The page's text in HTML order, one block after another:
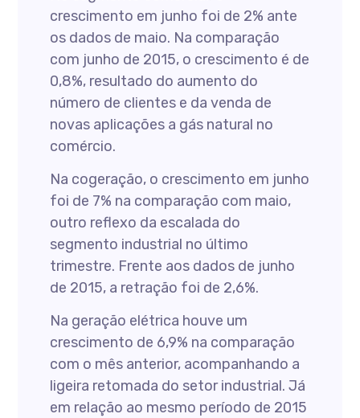
crescimento em junho foi de 2% ante
os dados de maio. Na comparação
com junho de 2015, o crescimento é de
0,8%, resultado do aumento do
número de clientes e da venda de
novas aplicações a gás natural no
comércio.
Na cogeração, o crescimento em junho
foi de 7% na comparação com maio,
outro reflexo da escalada do
segmento industrial no último
trimestre. Frente aos dados de junho
de 2015, a retração foi de 2,6%.
Na geração elétrica houve um
crescimento de 6,9% na comparação
com o mês anterior, acompanhando a
ligeira retomada do setor industrial. Já
em relação ao mesmo período de 2015